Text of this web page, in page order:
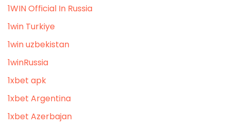
1WIN Official In Russia
1win Turkiye
1win uzbekistan
1winRussia
1xbet apk
1xbet Argentina
1xbet Azerbajan